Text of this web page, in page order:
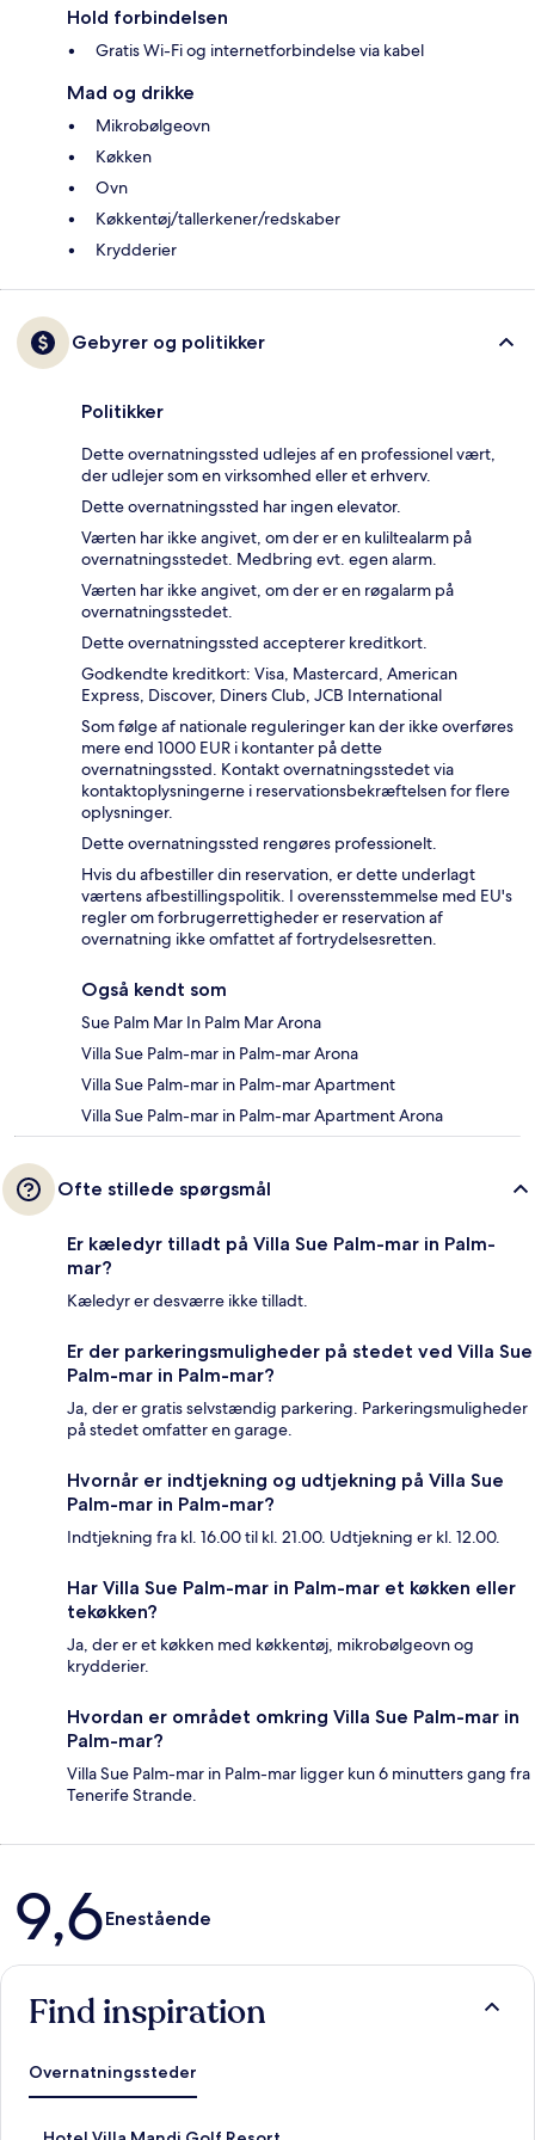
Hold forbindelsen
Gratis Wi-Fi og internetforbindelse via kabel
Mad og drikke
Mikrobølgeovn
Køkken
Ovn
Køkkentøj/tallerkener/redskaber
Krydderier
Gebyrer og politikker
Politikker
Dette overnatningssted udlejes af en professionel vært,
der udlejer som en virksomhed eller et erhverv.
Dette overnatningssted har ingen elevator.
Værten har ikke angivet, om der er en kuliltealarm på
overnatningsstedet. Medbring evt. egen alarm.
Værten har ikke angivet, om der er en røgalarm på
overnatningsstedet.
Dette overnatningssted accepterer kreditkort.
Godkendte kreditkort: Visa, Mastercard, American
Express, Discover, Diners Club, JCB International
Som følge af nationale reguleringer kan der ikke overføres
mere end 1000 EUR i kontanter på dette
overnatningssted. Kontakt overnatningsstedet via
kontaktoplysningerne i reservationsbekræftelsen for flere
oplysninger.
Dette overnatningssted rengøres professionelt.
Hvis du afbestiller din reservation, er dette underlagt
værtens afbestillingspolitik. I overensstemmelse med EU's
regler om forbrugerrettigheder er reservation af
overnatning ikke omfattet af fortrydelsesretten.
Også kendt som
Sue Palm Mar In Palm Mar Arona
Villa Sue Palm-mar in Palm-mar Arona
Villa Sue Palm-mar in Palm-mar Apartment
Villa Sue Palm-mar in Palm-mar Apartment Arona
Ofte stillede spørgsmål
Er kæledyr tilladt på Villa Sue Palm-mar in Palm-
mar?
Kæledyr er desværre ikke tilladt.
Er der parkeringsmuligheder på stedet ved Villa Sue
Palm-mar in Palm-mar?
Ja, der er gratis selvstændig parkering. Parkeringsmuligheder
på stedet omfatter en garage.
Hvornår er indtjekning og udtjekning på Villa Sue
Palm-mar in Palm-mar?
Indtjekning fra kl. 16.00 til kl. 21.00. Udtjekning er kl. 12.00.
Har Villa Sue Palm-mar in Palm-mar et køkken eller
tekøkken?
Ja, der er et køkken med køkkentøj, mikrobølgeovn og
krydderier.
Hvordan er området omkring Villa Sue Palm-mar in
Palm-mar?
Villa Sue Palm-mar in Palm-mar ligger kun 6 minutters gang fra
Tenerife Strande.
Anmeldelser
9,6Enestående
Find inspiration
Overnatningssteder